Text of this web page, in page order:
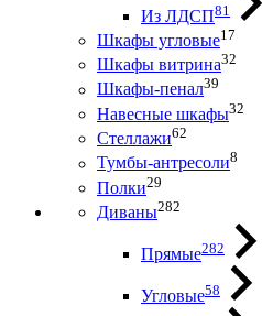
Из ЛДСП81
Шкафы угловые17
Шкафы витрина32
Шкафы-пенал39
Навесные шкафы32
Стеллажи62
Тумбы-антресоли8
Полки29
Диваны282
Прямые282
Угловые58